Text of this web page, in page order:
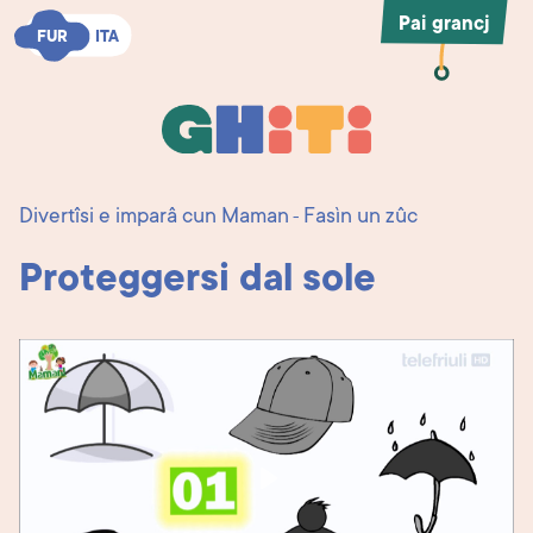
FUR ITA
FUR ITA
Ghiti
Pai grancj
Divertîsi e imparâ cun Maman - Fasìn un zûc
Proteggersi dal sole